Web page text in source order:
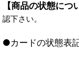
【商品の状態につ
認下さい。
●カードの状態表